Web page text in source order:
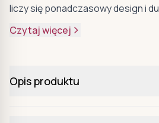
liczy się ponadczasowy design i
Czytaj więcej
Opis produktu